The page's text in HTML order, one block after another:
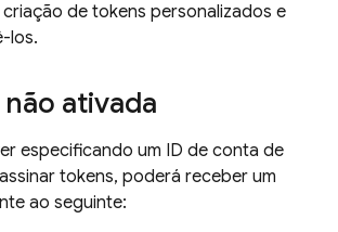
de tokens personalizados e
los.
ativada
especificando um ID de conta de
tokens, poderá receber um
ao seguinte: